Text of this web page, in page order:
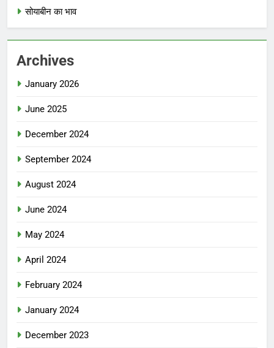
सोयाबीन का भाव
Archives
January 2026
June 2025
December 2024
September 2024
August 2024
June 2024
May 2024
April 2024
February 2024
January 2024
December 2023